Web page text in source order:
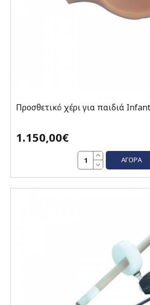
Προσθετικό χέρι για παιδιά
1.150,00€
ΑΓΟΡΆ